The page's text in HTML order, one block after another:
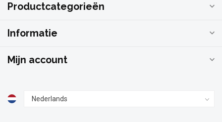
Productcategorieën
Informatie
Mijn account